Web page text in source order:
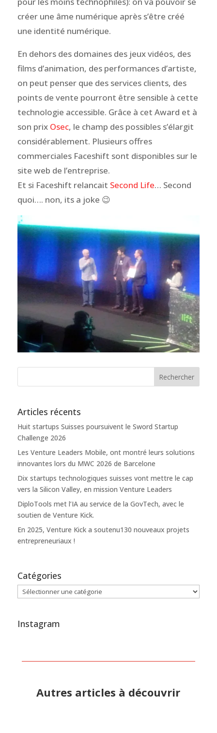
créer une âme numérique après s’être créé
une identité numérique.
En dehors des domaines des jeux vidéos, des
films d’animation, des performances d’artiste,
on peut penser que des services clients, des
points de vente pourront être sensible à cette
technologie accessible. Grâce à cet Award et à
son prix Osec, le champ des possibles s’élargit
considérablement. Plusieurs offres
commerciales Faceshift sont disponibles sur le
site web de l’entreprise.
Et si Faceshift relancait Second Life… Second
quoi…. non, its a joke 😉
Articles récents
Huit startups Suisses poursuivent le Sword Startup
Challenge 2026
Les Venture Leaders Mobile, ont montré leurs solutions
innovantes lors du MWC 2026 de Barcelone
Dix startups technologiques suisses vont mettre le cap
vers la Silicon Valley, en mission Venture Leaders
DiploTools met l’IA au service de la GovTech, avec le
soutien de Venture Kick.
En 2025, Venture Kick a soutenu130 nouveaux projets
entrepreneuriaux !
Catégories
Catégories
Instagram
Autres articles à découvrir